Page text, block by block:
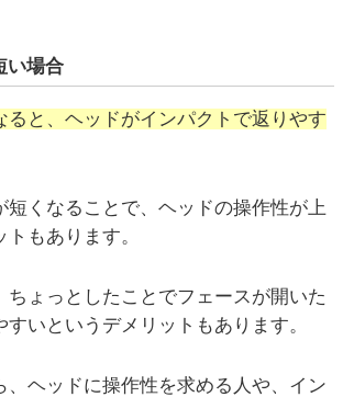
い場合
ると、ヘッドがインパクトで返りやす
短くなることで、ヘッドの操作性が上
もあります。
ちょっとしたことでフェースが開いた
すいというデメリットもあります。
、ヘッドに操作性を求める人や、イン